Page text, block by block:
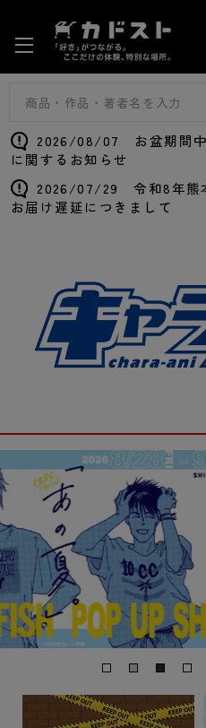
2026/08/07 お盆期間中
に関するお知らせ
2026/07/29 令和8年熊
お届け遅延につきまして